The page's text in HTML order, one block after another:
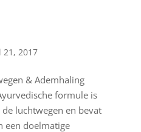
21, 2017
& Ademhaling
formule is
luchtwegen en bevat
een doelmatige